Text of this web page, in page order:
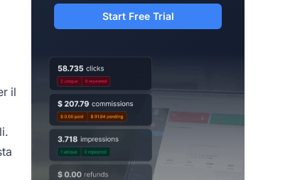
il
Start Free Trial